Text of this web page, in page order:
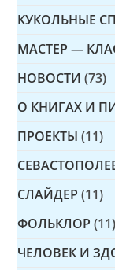
КУКОЛЬНЫЕ
МАСТЕР —
НОВОСТИ (73)
О КНИГАХ И
ПРОЕКТЫ (11)
СЛАЙДЕР (11)
ФОЛЬКЛОР (11)
ЧЕЛОВЕК И